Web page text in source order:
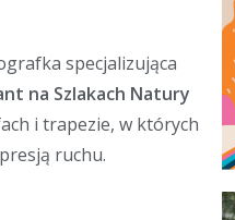
specjalizująca
na Szlakach Natury
i trapezie, w których
ruchu.